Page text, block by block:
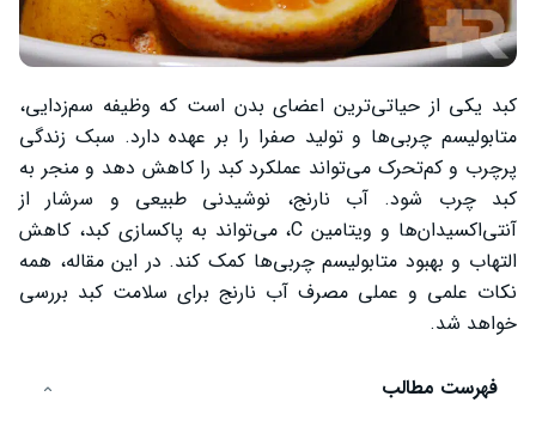
کبد یکی از حیاتی‌ترین اعضای بدن است که وظیفه سم‌زدایی،
متابولیسم چربی‌ها و تولید صفرا را بر عهده دارد. سبک زندگی
پرچرب و کم‌تحرک می‌تواند عملکرد کبد را کاهش دهد و منجر به
کبد چرب شود. آب نارنج، نوشیدنی طبیعی و سرشار از
آنتی‌اکسیدان‌ها و ویتامین C، می‌تواند به پاکسازی کبد، کاهش
التهاب و بهبود متابولیسم چربی‌ها کمک کند. در این مقاله، همه
نکات علمی و عملی مصرف آب نارنج برای سلامت کبد بررسی
خواهد شد.
فهرست مطالب